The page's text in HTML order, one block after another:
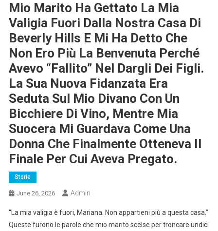
Mio Marito Ha Gettato La Mia
Valigia Fuori Dalla Nostra Casa Di
Beverly Hills E Mi Ha Detto Che
Non Ero Più La Benvenuta Perché
Avevo “fallito” Nel Dargli Dei Figli.
La Sua Nuova Fidanzata Era
Seduta Sul Mio Divano Con Un
Bicchiere Di Vino, Mentre Mia
Suocera Mi Guardava Come Una
Donna Che Finalmente Otteneva Il
Finale Per Cui Aveva Pregato.
Storie
June 26, 2026 Admin
“La mia valigia è fuori, Mariana. Non appartieni più a questa casa.”
Queste furono le parole che mio marito scelse per troncare undici